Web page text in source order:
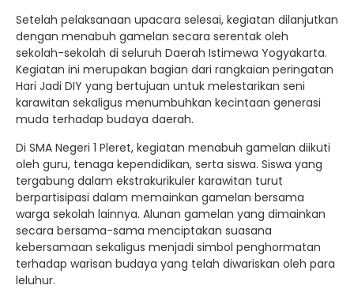
Setelah pelaksanaan upacara selesai, kegiatan dilanjutkan
dengan menabuh gamelan secara serentak oleh
sekolah-sekolah di seluruh Daerah Istimewa Yogyakarta.
Kegiatan ini merupakan bagian dari rangkaian peringatan
Hari Jadi DIY yang bertujuan untuk melestarikan seni
karawitan sekaligus menumbuhkan kecintaan generasi
muda terhadap budaya daerah.
Di SMA Negeri 1 Pleret, kegiatan menabuh gamelan diikuti
oleh guru, tenaga kependidikan, serta siswa. Siswa yang
tergabung dalam ekstrakurikuler karawitan turut
berpartisipasi dalam memainkan gamelan bersama
warga sekolah lainnya. Alunan gamelan yang dimainkan
secara bersama-sama menciptakan suasana
kebersamaan sekaligus menjadi simbol penghormatan
terhadap warisan budaya yang telah diwariskan oleh para
leluhur.